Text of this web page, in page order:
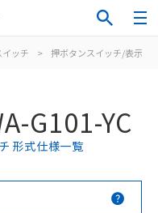
イッチ > 押ボタンスイッチ/表示灯
G101-YC
形式仕様一覧